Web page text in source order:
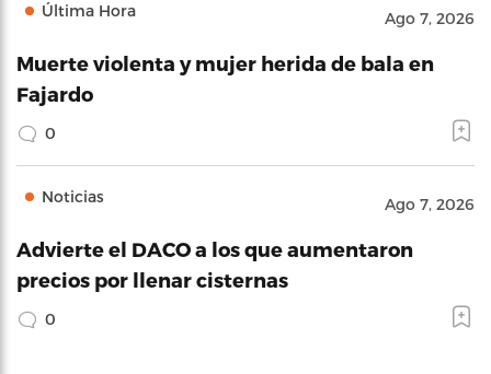
Última Hora Ago 7, 2026
Muerte violenta y mujer herida de bala en
Fajardo
0
Noticias Ago 7, 2026
Advierte el DACO a los que aumentaron
precios por llenar cisternas
0